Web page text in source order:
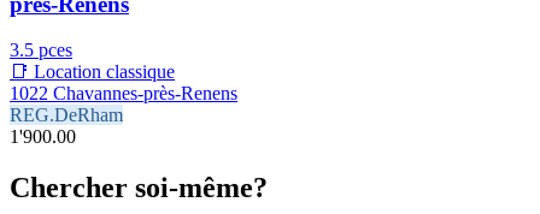
3.5 pces
📑 Location classique
1022 Chavannes-près-Renens
REG.DeRham
1'900.00
Chercher soi-même?